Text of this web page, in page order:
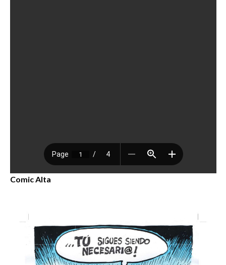
Comic Alta